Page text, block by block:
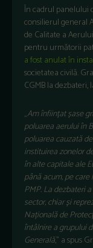
În cadrul panelului
consilierul general
de Calitate a
pentru următorii
a fost anulat în
societatea civilă.
CGMB la dezbateri,
„Am înființat șase
poluarea aerului în
poluarea cauzată
instituirea zonelor
în alte capitale ale
până acum, pe
PMP. La dezbateri
sector, chiar și
Națională de
întâlnire a grupului
Generală,” a spus